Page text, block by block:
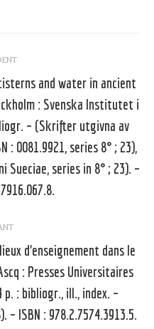
and water in ancient
: Svenska Institutet i
– (Skrifter utgivna av
: 0081.9921, series 8° ; 23),
series in 8° ; 23). –
d’enseignement dans le
: Presses Universitaires
: bibliogr., ill., index. –
– ISBN : 978.2.7574.3913.5.